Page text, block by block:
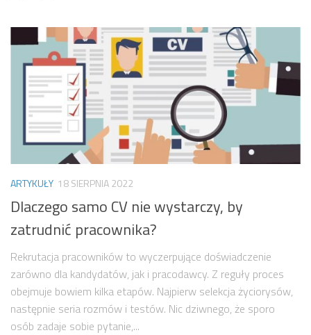
ARTYKUŁY 18 SIERPNIA 2022
Dlaczego samo CV nie wystarczy, by
zatrudnić pracownika?
Rekrutacja pracowników to wyczerpujące doświadczenie
zarówno dla kandydatów, jak i pracodawcy. Z reguły proces
obejmuje bowiem kilka etapów. Najpierw selekcja życiorysów,
następnie seria rozmów i testów. Nic dziwnego, że sporo
osób zadaje sobie pytanie,...